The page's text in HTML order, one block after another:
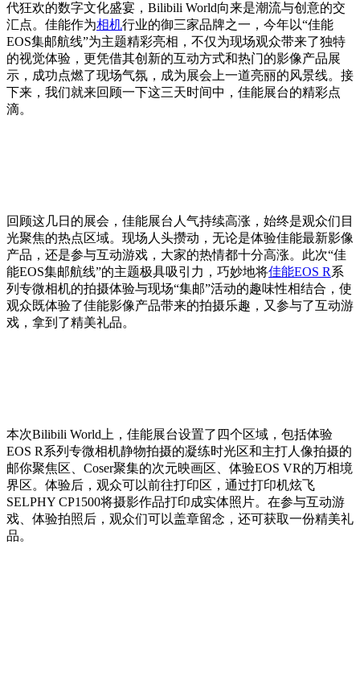
代狂欢的数字文化盛宴，Bilibili World向来是潮流与创意的交
汇点。佳能作为相机行业的御三家品牌之一，今年以“佳能
EOS集邮航线”为主题精彩亮相，不仅为现场观众带来了独特
的视觉体验，更凭借其创新的互动方式和热门的影像产品展
示，成功点燃了现场气氛，成为展会上一道亮丽的风景线。接
下来，我们就来回顾一下这三天时间中，佳能展台的精彩点
滴。
回顾这几日的展会，佳能展台人气持续高涨，始终是观众们目
光聚焦的热点区域。现场人头攒动，无论是体验佳能最新影像
产品，还是参与互动游戏，大家的热情都十分高涨。此次“佳
能EOS集邮航线”的主题极具吸引力，巧妙地将佳能EOS R系
列专微相机的拍摄体验与现场“集邮”活动的趣味性相结合，使
观众既体验了佳能影像产品带来的拍摄乐趣，又参与了互动游
戏，拿到了精美礼品。
本次Bilibili World上，佳能展台设置了四个区域，包括体验
EOS R系列专微相机静物拍摄的凝练时光区和主打人像拍摄的
邮你聚焦区、Coser聚集的次元映画区、体验EOS VR的万相境
界区。体验后，观众可以前往打印区，通过打印机炫飞
SELPHY CP1500将摄影作品打印成实体照片。在参与互动游
戏、体验拍照后，观众们可以盖章留念，还可获取一份精美礼
品。